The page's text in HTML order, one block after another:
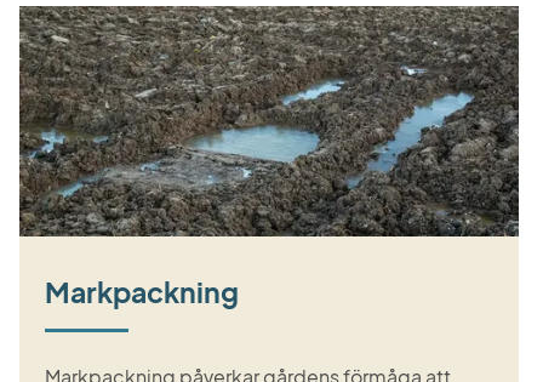
Markpackning
Markpackning påverkar gårdens förmåga att